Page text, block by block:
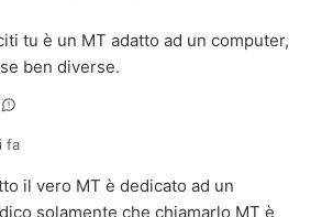
tu è un MT adatto ad un computer,
ben diverse.
fa
il vero MT è dedicato ad un
solamente che chiamarlo MT è